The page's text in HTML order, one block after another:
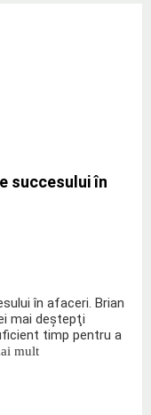
succesului în
în afaceri. Brian
mai deştepţi
timp pentru a
mult